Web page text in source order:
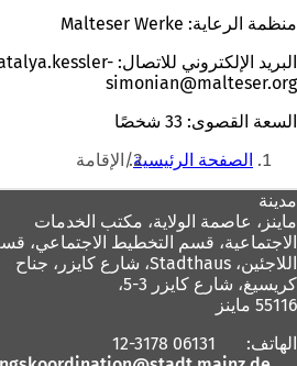
منظمة الرعاية: Malteser Werke
البريد الإلكتروني للاتصال:
simonian
malteser org
السعة القصوى: 33 شخصًا
أنت الصفحة الرئيسية الإقامة
منطقة
القدم
مدينة
ماينز، عاصمة الولاية، مكتب الخدمات
الاجتماعية، قسم التخطيط الاجتماعي،
اللاجئين، Stadthaus، شارع كايزر، جناح
كريسيغ، شارع كايزر 3-5،
55116 ماينز
الهاتف:
06131 12-3178